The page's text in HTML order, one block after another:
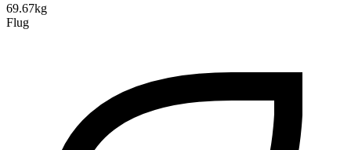
69.67kg
Flug